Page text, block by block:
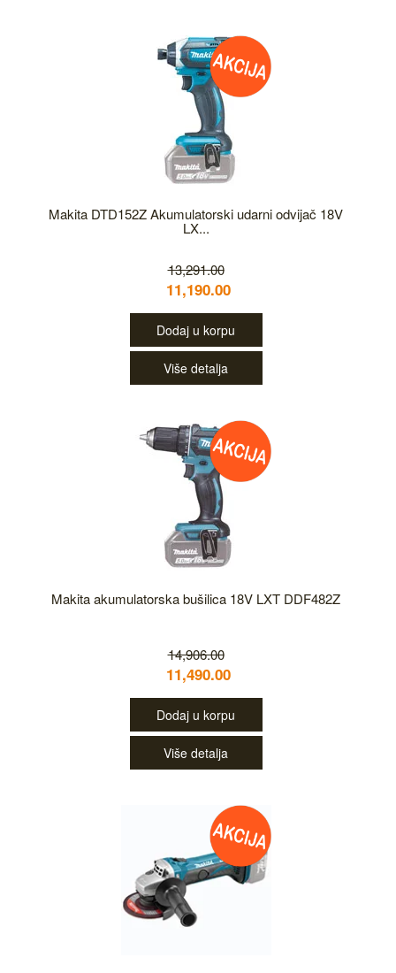
Makita DTD152Z Akumulatorski udarni odvijač 18V
LX...
13,291.00
11,190.00
Dodaj u korpu
Više detalja
Makita akumulatorska bušilica 18V LXT DDF482Z
14,906.00
11,490.00
Dodaj u korpu
Više detalja